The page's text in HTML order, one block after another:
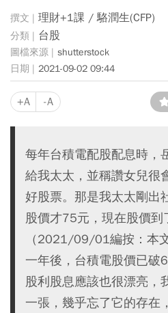
理財+1課 / 駱潤生(CFP)
台股
shutterstock
2021-09-02 09:44
+A -A
每年台積電配股配息時，
給我太太，並稱讚女兒很
好股票。那是我太太剛出
股價才75元，現在股價
（2021/09/01編按：本
一年後，台積電股價已破
股利股息應該也很漂亮，
一張，幾乎忘了它的存在